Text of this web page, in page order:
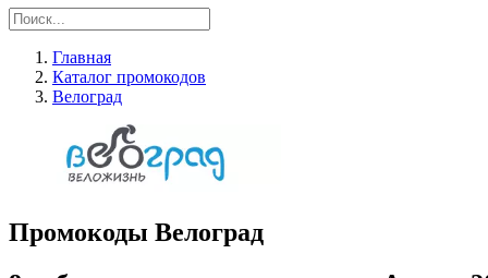
Главная
Каталог промокодов
Велоград
Промокоды Велоград